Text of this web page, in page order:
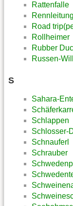
Rattenfalle
Rennleitung
Road
Rollheimer
Rubber
Russen-
S
Sahara-
Schlappen
Schlosser-
Schnauferl
Schrauber